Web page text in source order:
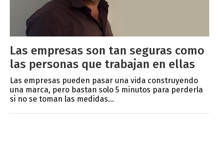
Las empresas son tan seguras como
las personas que trabajan en ellas
Las empresas pueden pasar una vida construyendo
una marca, pero bastan solo 5 minutos para perderla
si no se toman las medidas...